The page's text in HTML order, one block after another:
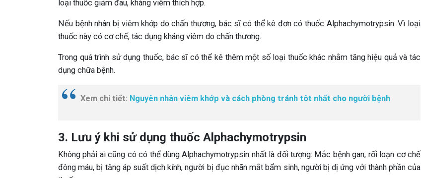
loại thuốc giảm đau, kháng viêm thích hợp.
Nếu bệnh nhân bị viêm khớp do chấn thương, bác sĩ có thể kê đơn có thuốc Alphachymotrypsin. Vì loại
thuốc này có cơ chế, tác dụng kháng viêm do chấn thương.
Trong quá trình sử dụng thuốc, bác sĩ có thể kê thêm một số loại thuốc khác nhằm tăng hiệu quả và tác
dụng chữa bệnh.
Xem chi tiết: Nguyên nhân viêm khớp và cách phòng tránh tôt nhất cho người bệnh
3. Lưu ý khi sử dụng thuốc Alphachymotrypsin
Không phải ai cũng có có thể dùng Alphachymotrypsin nhất là đối tượng: Mắc bệnh gan, rối loạn cơ chế
đông máu, bị tăng áp suất dịch kính, người bị đục nhãn mắt bẩm sinh, người bị dị ứng với thành phần của